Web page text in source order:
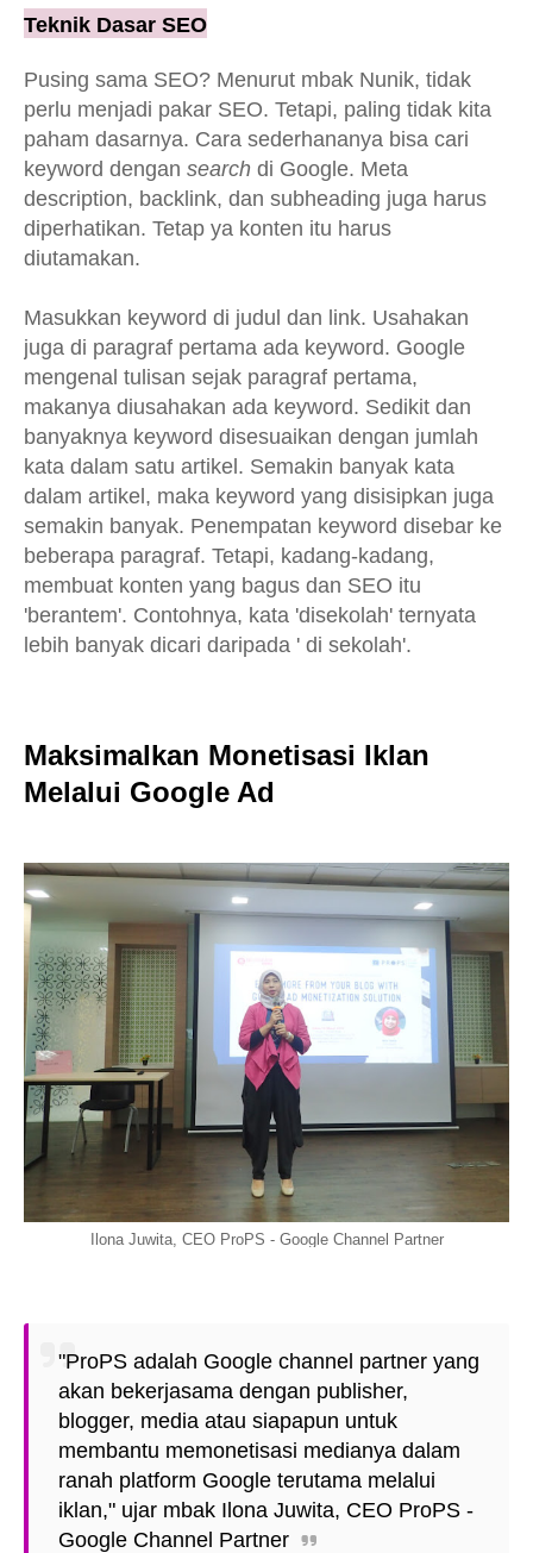
Teknik Dasar SEO
Pusing sama SEO? Menurut mbak Nunik, tidak
perlu menjadi pakar SEO. Tetapi, paling tidak kita
paham dasarnya. Cara sederhananya bisa cari
keyword dengan search di Google. Meta
description, backlink, dan subheading juga harus
diperhatikan. Tetap ya konten itu harus
diutamakan.
Masukkan keyword di judul dan link. Usahakan
juga di paragraf pertama ada keyword. Google
mengenal tulisan sejak paragraf pertama,
makanya diusahakan ada keyword. Sedikit dan
banyaknya keyword disesuaikan dengan jumlah
kata dalam satu artikel. Semakin banyak kata
dalam artikel, maka keyword yang disisipkan juga
semakin banyak. Penempatan keyword disebar ke
beberapa paragraf. Tetapi, kadang-kadang,
membuat konten yang bagus dan SEO itu
'berantem'. Contohnya, kata 'disekolah' ternyata
lebih banyak dicari daripada ' di sekolah'.
Maksimalkan Monetisasi Iklan
Melalui Google Ad
Ilona Juwita, CEO ProPS - Google Channel Partner
"ProPS adalah Google channel partner yang
akan bekerjasama dengan publisher,
blogger, media atau siapapun untuk
membantu memonetisasi medianya dalam
ranah platform Google terutama melalui
iklan," ujar mbak Ilona Juwita, CEO ProPS -
Google Channel Partner